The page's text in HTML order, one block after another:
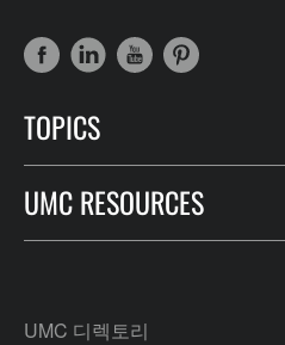
TOPICS
UMC RESOURCES
UMC 디렉토리